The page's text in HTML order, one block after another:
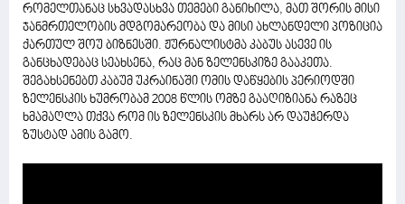
რომელთანაც სხვადასხვა თემები განიხილა, მათ შორის მისი
ჯანმრთელობის მდგომარეობა და მისი ახლანდელი პოზიცია
ქართულ შოუ ბიზნესში. ჟურნალისტმა კაბუს ასევე ის
განცხადებაც სეახსენა, რაც მან ზელენსკიზე გააკეთა.
შეგახსენებთ კაბუმ უკრაინაში ომის დაწყების პერიოდში
ზელენსკის ხუმრობამ 2008 წლის ომზე გააღიზიანა რაზეც
ხმამაღლა თქვა რომ ის ზელენსკის მხარს არ დაუჭერდა
ზუსტად ამის გამო.